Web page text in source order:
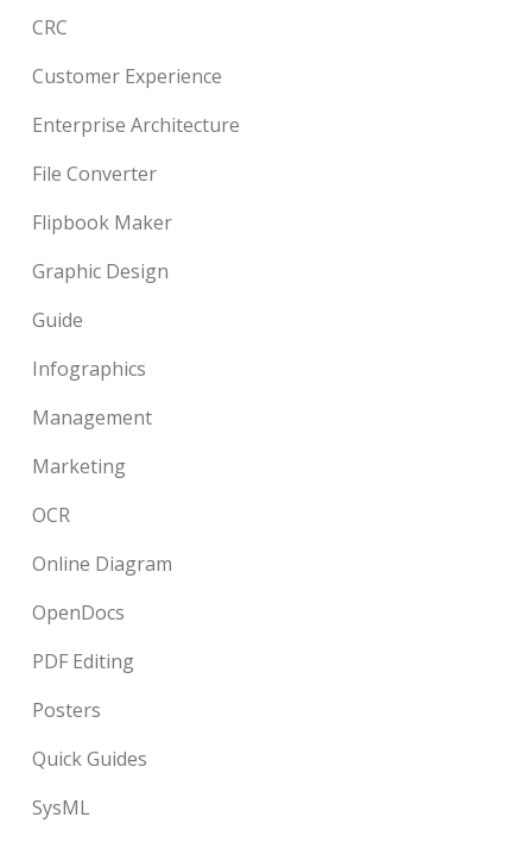
CRC
Customer Experience
Enterprise Architecture
File Converter
Flipbook Maker
Graphic Design
Guide
Infographics
Management
Marketing
OCR
Online Diagram
OpenDocs
PDF Editing
Posters
Quick Guides
SysML